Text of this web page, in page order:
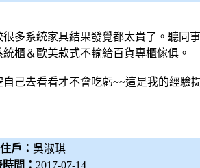
很多系統家具結果發覺都太貴了。聽同
統櫃＆歐美款式不輸給百貨專櫃傢俱。
自己去看看才不會吃虧~~這是我的經驗
戶： 吳淑琪
間： 2017-07-14